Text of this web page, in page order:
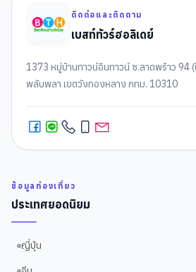
ติดต่อและติดตาม
เบสท์ทัวร์ฮอลิเดย์
1373 หมู่บ้านทาวน์อินทาวน์ ซ.ลาดพร้าว
พลับพลา เขตวังทองหลาง กทม. 10310
ข้อมูลท่องเที่ยว
ประเทศยอดนิยม
ญี่ปุ่น